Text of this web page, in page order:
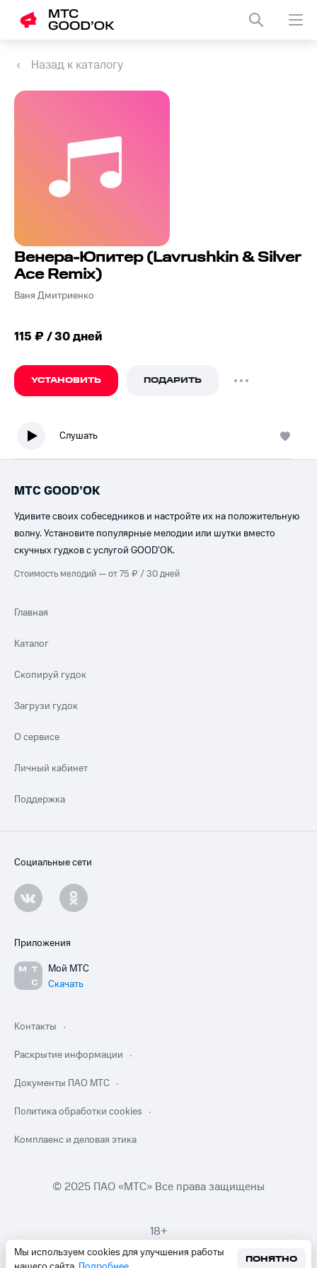
Назад к каталогу
Венера-Юпитер (Lavrushkin & Silver
Ace Remix)
Ваня Дмитриенко
115 ₽ / 30 дней
УСТАНОВИТЬ ПОДАРИТЬ
Слушать
Мы используем cookies для улучшения работы
ПОНЯТНО
МТС GOOD’OK
Удивите своих собеседников и настройте их на положительную
волну. Установите популярные мелодии или шутки вместо
скучных гудков с услугой GOOD’OK.
Стоимость мелодий — от 75 ₽ / 30 дней
Главная
Каталог
Скопируй гудок
Загрузи гудок
О сервисе
Личный кабинет
Поддержка
Социальные сети
Приложения
Мой МТС
Скачать
Контакты
Раскрытие информации
Документы ПАО МТС
Политика обработки cookies
Комплаенс и деловая этика
© 2025 ПАО «МТС» Все права защищены
18+